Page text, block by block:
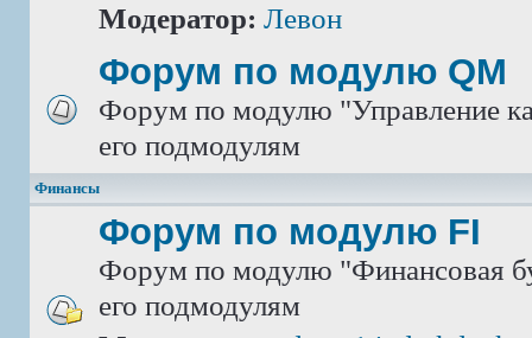
Модератор: Левон
Форум по модулю QM
Форум по модулю "Управление
его подмодулям
Финансы
Форум по модулю FI
Форум по модулю "Финансовая
его подмодулям